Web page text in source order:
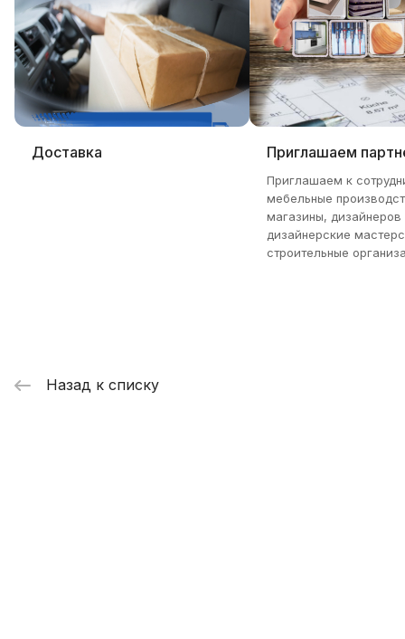
Доставка Приглашаем
Приглашаем к
мебельные
магазины, дизайнеров
дизайнерские
строительные
Назад к списку